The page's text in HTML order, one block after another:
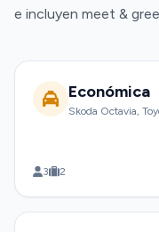
e incluyen meet &
Económica
Skoda Octavia,
3 2